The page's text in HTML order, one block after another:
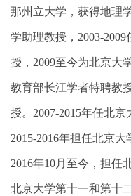
那州立大学，获得地理
学助理教授， 2003-2009
授， 2009至今为北京大
教育部长江学者特聘教
授。 2007-2015年任北京
2015-2016年担任北京大
2016年10月至今，担任
北京大学第十一和第十